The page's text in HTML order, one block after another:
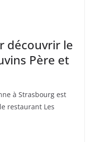
découvrir le
Père et
à Strasbourg est
restaurant Les